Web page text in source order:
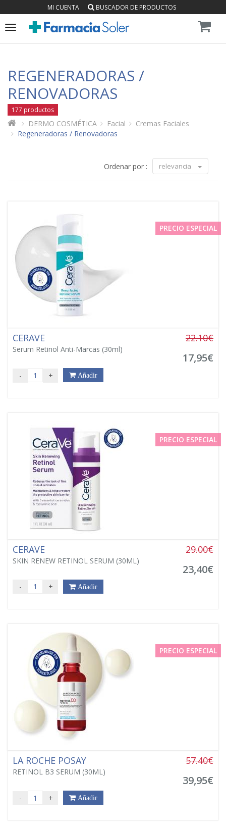
MI CUENTA BUSCADOR DE PRODUCTOS
Toggle
REGENERADORAS /
RENOVADORAS
177 productos
DERMO COSMÉTICA Facial
Cremas Faciales
Regeneradoras / Renovadoras
Ordenar por : relevancia
PRECIO ESPECIAL
CERAVE
Serum Retinol Anti-Marcas (30ml)
22.10€
17,95€
- + Añadir
PRECIO ESPECIAL
CERAVE
SKIN RENEW RETINOL SERUM (30ML)
29.00€
23,40€
- + Añadir
PRECIO ESPECIAL
LA ROCHE POSAY
RETINOL B3 SERUM (30ML)
57.40€
39,95€
- + Añadir